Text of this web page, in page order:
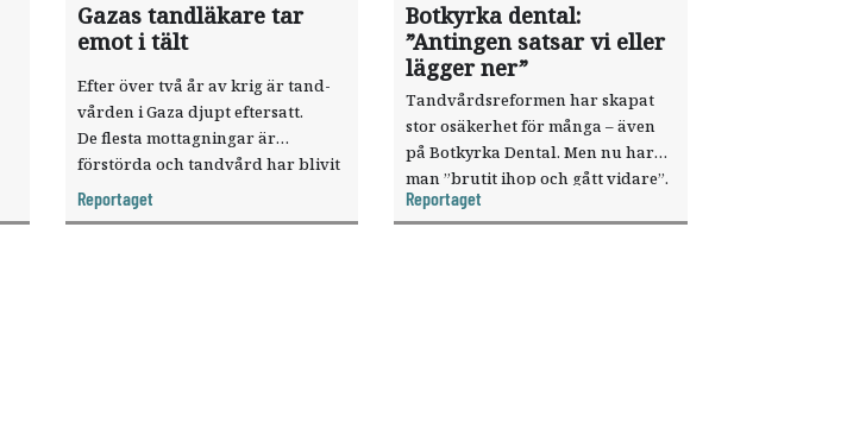
Gazas tandläkare tar
emot i tält
Efter över två år av krig är tand­
vården i Gaza djupt eftersatt.
De flesta mottagningar är
förstörda och tandvård har blivit
en lyx för de flesta. Tandläkaren
Mustafa Abu Assi ­behandlar barn
Reportaget
Botkyrka dental:
”Antingen satsar vi eller
lägger ner”
Tandvårdsreformen har skapat
stor osäker­het för många – även
på ­Botkyrka Dental. Men nu har
man ­”brutit ihop och gått vidare”.
Inför förändringen väljer kliniken
att bygga ut och satsa på nya
Reportaget